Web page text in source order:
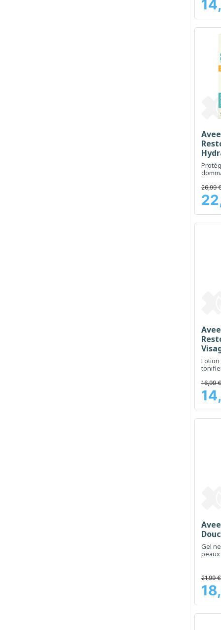
Prix
50ml
Prix
26,99

Prix
16,99 €
Gel
Prix
21,99 €